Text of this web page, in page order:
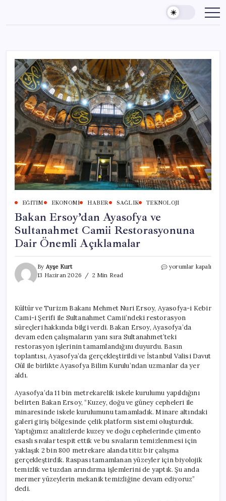
content
EĞITIM EKONOMI HABER SAĞLIK TEKNOLOJI
Bakan Ersoy’dan Ayasofya ve
Sultanahmet Camii Restorasyonuna
Dair Önemli Açıklamalar
By Ayşe Kurt
13 Haziran 2026
2 Min Read
Bakan
Camii
Restorasyonuna
Dair
Önemli
için
yorumlar kapalı
Kültür ve Turizm Bakanı Mehmet Nuri Ersoy, Ayasofya-i Kebir
Cami-i Şerifi ile Sultanahmet Camii’ndeki restorasyon
süreçleri hakkında bilgi verdi. Bakan Ersoy, Ayasofya’da
devam eden çalışmaların yanı sıra Sultanahmet’teki
restorasyon işlerinin tamamlandığını duyurdu. Basın
toplantısı, Ayasofya’da gerçekleştirildi ve İstanbul Valisi Davut
Gül ile birlikte Ayasofya Bilim Kurulu’ndan uzmanlar da yer
aldı.
Ayasofya’da 11 bin metrekarelik iskele kurulumu yapıldığını
belirten Bakan Ersoy, “Kuzey, doğu ve güney cepheleri ile
minaresinde iskele kurulumunu tamamladık. Minare altındaki
galeri giriş bölgesinde çelik platform sistemi oluşturduk.
Yaptığımız analizlerde kuzey ve doğu cephelerinde çimento
esaslı sıvalar tespit ettik ve bu sıvaların temizlenmesi için
yaklaşık 2 bin 800 metrekare alanda titiz bir çalışma
gerçekleştirdik. Raspası tamamlanan yüzeyler için biyolojik
temizlik ve tuzdan arındırma işlemlerini de yaptık. Şu anda
mermer yüzeylerin mekanik temizliğine devam ediyoruz”
dedi.